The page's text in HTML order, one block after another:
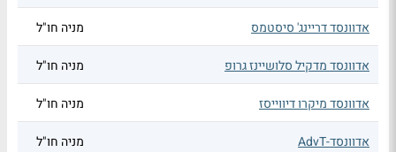
אדוונסד דריינג' סיסטמס מניה חו"ל
אדוונסד מדקיל סלושיינז גרופ מניה חו"ל
אדוונסד מיקרו דיווייסז מניה חו"ל
אדוונסד-AdvT מניה חו"ל